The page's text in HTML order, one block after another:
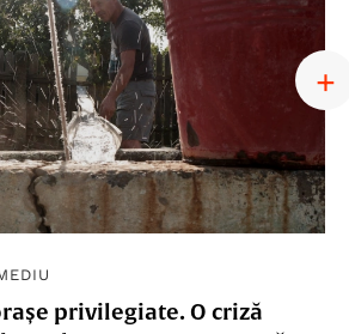
privilegiate. O criză